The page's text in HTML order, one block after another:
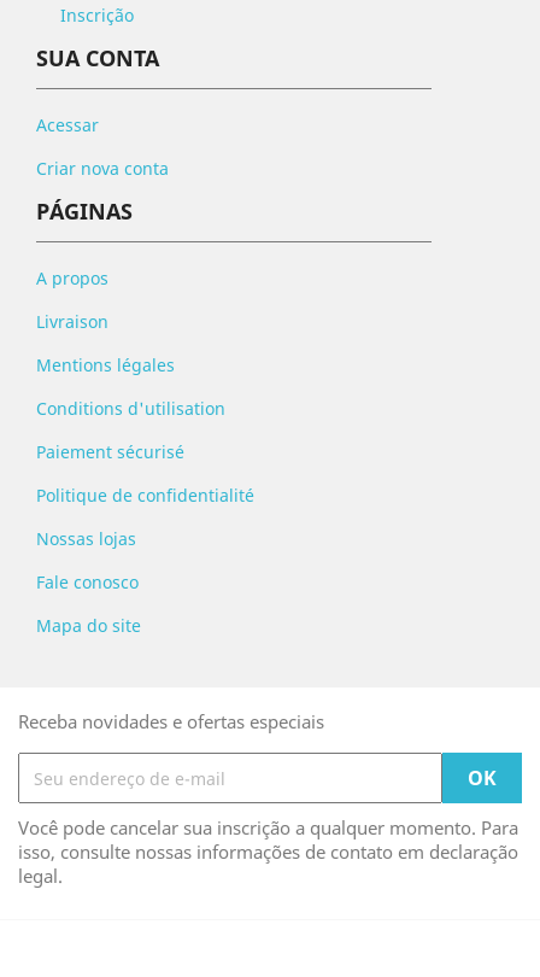
Inscrição
SUA CONTA
Acessar
Criar nova conta
PÁGINAS
A propos
Livraison
Mentions légales
Conditions d'utilisation
Paiement sécurisé
Politique de confidentialité
Nossas lojas
Fale conosco
Mapa do site
Receba novidades e ofertas especiais
Você pode cancelar sua inscrição a qualquer momento. Para
isso, consulte nossas informações de contato em declaração
legal.